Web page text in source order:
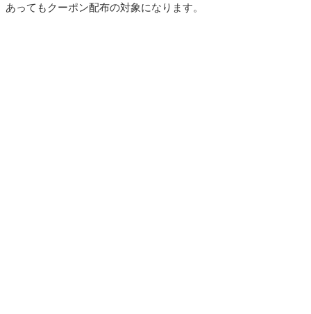
あってもクーポン配布の対象になります。